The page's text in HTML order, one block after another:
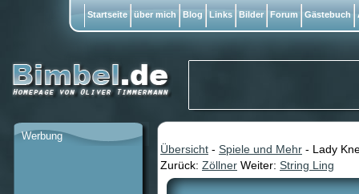
Übersicht - Spiele und Mehr - Lady
Zurück: Zöllner Weiter: String Ling
Werbung
Startseite über mich Blog Links Bilder Forum Gästebuch